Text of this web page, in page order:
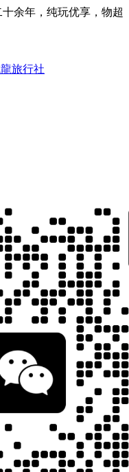
余年，纯玩优享，物超
旅行社